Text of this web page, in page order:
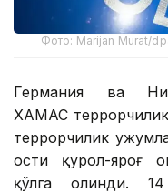
Фото: Marijan Murat/
Германия ва
ХАМАС террорчилик
террорчилик
ости қурол-яроғ
қўлга олинди.